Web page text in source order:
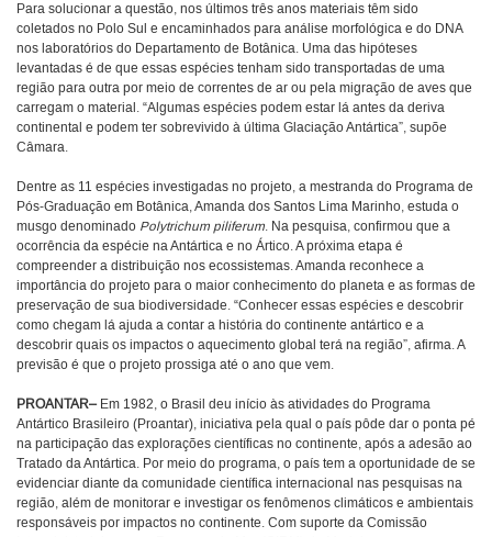
Para solucionar a questão, nos últimos três anos materiais têm sido
coletados no Polo Sul e encaminhados para análise morfológica e do DNA
nos laboratórios do Departamento de Botânica. Uma das hipóteses
levantadas é de que essas espécies tenham sido transportadas de uma
região para outra por meio de correntes de ar ou pela migração de aves que
carregam o material. “Algumas espécies podem estar lá antes da deriva
continental e podem ter sobrevivido à última Glaciação Antártica”, supõe
Câmara.
Dentre as 11 espécies investigadas no projeto, a mestranda do Programa de
Pós-Graduação em Botânica, Amanda dos Santos Lima Marinho, estuda o
musgo denominado Polytrichum piliferum. Na pesquisa, confirmou que a
ocorrência da espécie na Antártica e no Ártico. A próxima etapa é
compreender a distribuição nos ecossistemas. Amanda reconhece a
importância do projeto para o maior conhecimento do planeta e as formas de
preservação de sua biodiversidade. “Conhecer essas espécies e descobrir
como chegam lá ajuda a contar a história do continente antártico e a
descobrir quais os impactos o aquecimento global terá na região”, afirma. A
previsão é que o projeto prossiga até o ano que vem.
PROANTAR–Em 1982, o Brasil deu início às atividades do Programa
Antártico Brasileiro (Proantar), iniciativa pela qual o país pôde dar o ponta pé
na participação das explorações científicas no continente, após a adesão ao
Tratado da Antártica. Por meio do programa, o país tem a oportunidade de se
evidenciar diante da comunidade científica internacional nas pesquisas na
região, além de monitorar e investigar os fenômenos climáticos e ambientais
responsáveis por impactos no continente. Com suporte da Comissão